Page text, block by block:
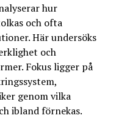
hur
och ofta
Här undersöks
och
Fokus ligger på
genom vilka
ibland förnekas.